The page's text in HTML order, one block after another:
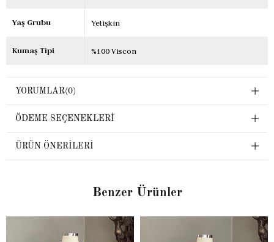
Yaş Grubu Yetişkin
Kumaş Tipi %100 Viscon
YORUMLAR(0)
ÖDEME SEÇENEKLERI
ÜRÜN ÖNERILERI
Benzer Ürünler